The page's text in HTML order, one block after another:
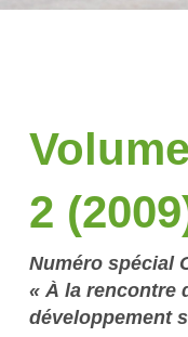
2
Numéro spécial
« À la rencontre
développement